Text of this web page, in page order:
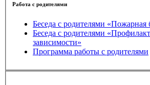
Работа с родителями
Беседа с родителями «Пожарная
Беседа с родителями
зависимости»
Программа работы с родителями